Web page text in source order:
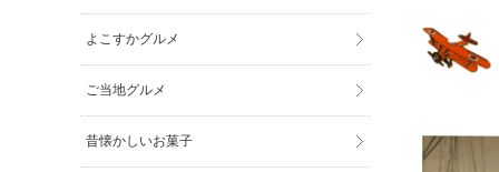
よこすかグルメ
ご当地グルメ
昔懐かしいお菓子